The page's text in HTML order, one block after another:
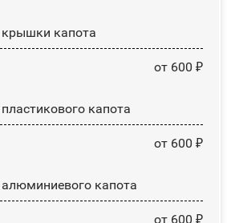
капота
от 600 ₽
капота
от 600 ₽
капота
от 600 ₽